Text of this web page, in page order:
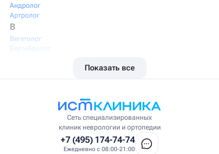
Андролог
Артролог
В
Вегетолог
Вертебролог
Висцеральный массажист
Врач интегративной медицины
Врач первичного приёма
Показать все
Сеть специализированных
клиник неврологии и ортопедии
+7 (495) 174-74-74
Ежедневно с 08:00-21:00